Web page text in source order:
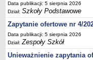
Ogłoszenie
Zarządzenia
Kontrole
Rejestry, ewidencje,
Data publikacji: 5 sierpnia 2026
Dział:Szkoły Podstawowe
Zapytanie ofertowe nr 4/
Data publikacji: 5 sierpnia 2026
Dział:Zespoły Szkół
Unieważnienie zapytania